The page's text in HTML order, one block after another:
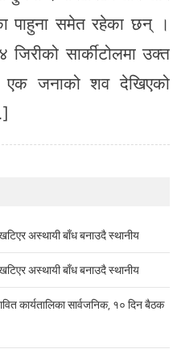
पाहुना समेत रहेका छन् ।
जिरीको सार्कीटोलमा उक्त
एक जनाको शव देखिएको
अस्थायी बाँध बनाउदै स्थानीय
अस्थायी बाँध बनाउदै स्थानीय
कार्यतालिका सार्वजनिक, १० दिन बैठक